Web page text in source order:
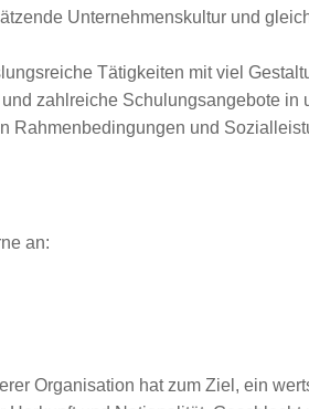
Unternehmenskultur und
Tätigkeiten mit viel
zahlreiche Schulungsangebote in
Rahmenbedingungen und
an:
Organisation hat zum Ziel, ein